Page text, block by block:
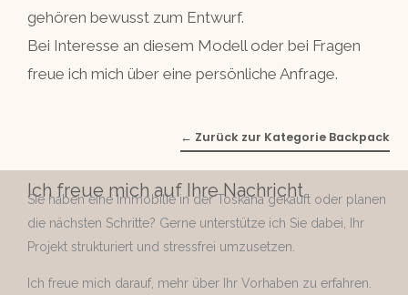
gehören bewusst zum Entwurf.
Bei Interesse an diesem Modell oder bei Fragen
freue ich mich über eine persönliche Anfrage.
← Zurück zur Kategorie Backpack
Ich freue mich auf Ihre Nachricht
Sie haben eine Immobilie in der Toskana gekauft oder planen
die nächsten Schritte? Gerne unterstütze ich Sie dabei, Ihr
Projekt strukturiert und stressfrei umzusetzen.
Ich freue mich darauf, mehr über Ihr Vorhaben zu erfahren.